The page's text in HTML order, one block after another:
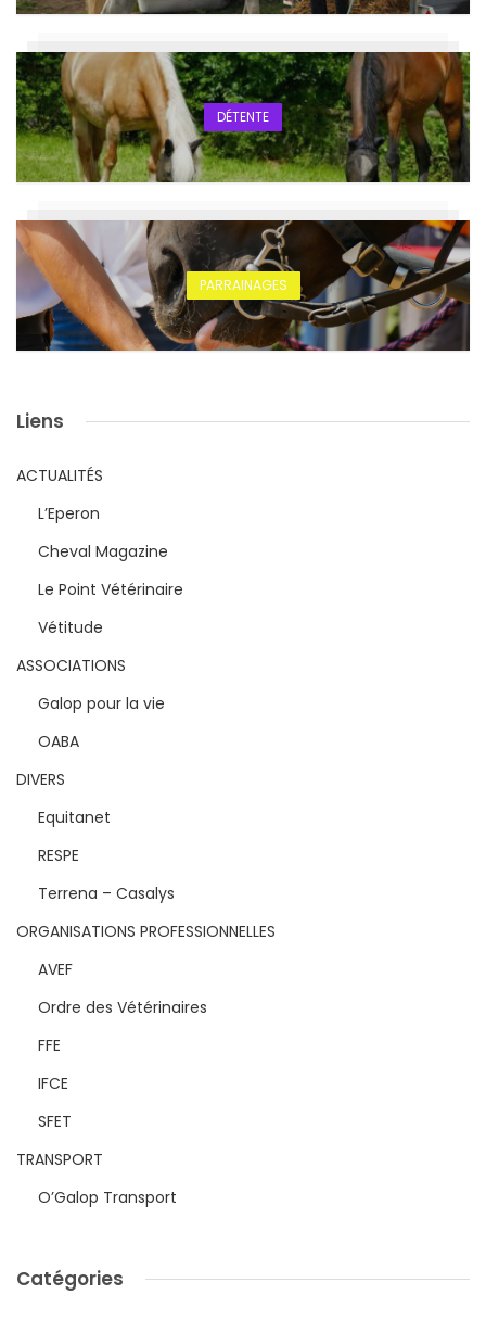
DÉTENTE
PARRAINAGES
Liens
ACTUALITÉS
L’Eperon
Cheval Magazine
Le Point Vétérinaire
Vétitude
ASSOCIATIONS
Galop pour la vie
OABA
DIVERS
Equitanet
RESPE
Terrena – Casalys
ORGANISATIONS PROFESSIONNELLES
AVEF
Ordre des Vétérinaires
FFE
IFCE
SFET
TRANSPORT
O’Galop Transport
Catégories